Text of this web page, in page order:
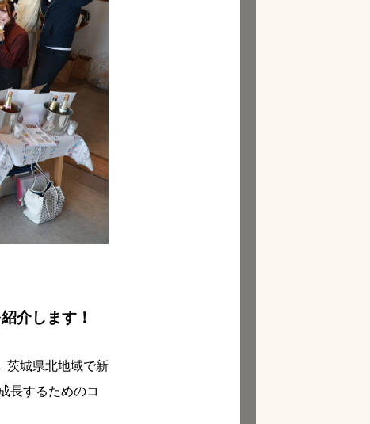
介します！
茨城県北地域で新
長するためのコ